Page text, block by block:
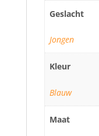
Geslacht
Jongen
Kleur
Blauw
Maat